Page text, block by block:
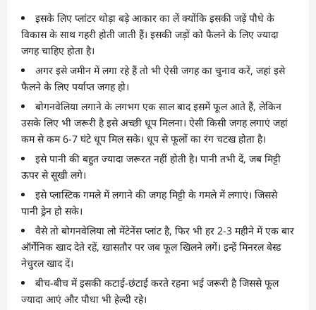
इसके लिए प्लांटर थोड़ा बड़े आकार का लें क्योंकि इसकी जड़ें पौधे के
विकास के साथ गहरी होती जाती हैं। इसकी जड़ों को फैलने के लिए ज्यादा
जगह चाहिए होता है।
अगर इसे जमीन में लगा रहे हैं तो भी ऐसी जगह का चुनाव करें, जहां इसे
फैलने के लिए पर्याप्त जगह हो।
बोगनवेलिया लगाने के लगभग एक साल बाद इसमें फूल आते हैं, लेकिन
उसके लिए भी जरूरी है इसे अच्छी धूप मिलना। ऐसी किसी जगह लगाएं जहां
कम से कम 6-7 घंटे धूप मिल सके। धूप से फूलों का रंग चटख होता है।
इसे पानी की बहुत ज्यादा जरूरत नहीं होती है। पानी तभी दें, जब मिट्टी
ऊपर से सूखी लगे।
इसे प्लास्टिक गमले में लगाने की जगह मिट्टी के गमले में लगाएं। जिससे
पानी ड्रेन हो सके।
वैसे तो बोगनवेलिया लो मेंटेनेंस प्लांट है, फिर भी हर 2-3 महीने में एक बार
ऑर्गेनिक खाद देते रहें, खासतौर पर जब फूल खिलने लगें। इन्हें मिनरल बेस्ड
नेचुरल खाद दें।
बीच-बीच में इसकी कटाई-छंटाई करते रहना भई जरूरी है जिससे फूल
ज्यादा आएं और पौधा भी हेल्दी रहे।